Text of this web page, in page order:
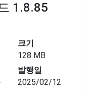
1.8.85
크기
128 MB
발행일
2025/02/12